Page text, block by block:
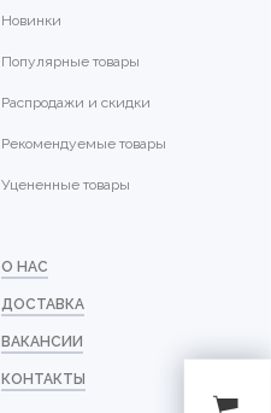
Новинки
Популярные товары
Распродажи и скидки
Рекомендуемые товары
Уцененные товары
О НАС
ДОСТАВКА
ВАКАНСИИ
КОНТАКТЫ